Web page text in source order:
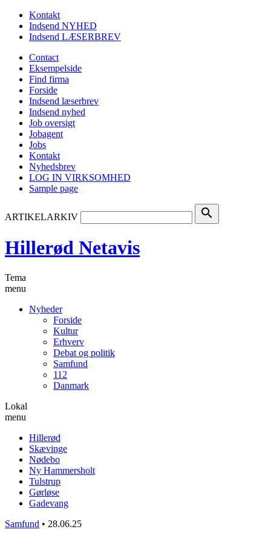
Kontakt
Indsend NYHED
Indsend LÆSERBREV
Contact
Eksempelside
Find firma
Forside
Indsend læserbrev
Indsend nyhed
Job oversigt
Jobagent
Jobs
Kontakt
Nyhedsbrev
LOG IN VIRKSOMHED
Sample page
ARTIKELARKIV search
Hillerød Netavis
Tema
menu
Nyheder
Forside
Kultur
Erhverv
Debat og politik
Samfund
112
Danmark
Lokal
menu
Hillerød
Skævinge
Nødebo
Ny Hammersholt
Tulstrup
Gørløse
Gadevang
Samfund • 28.06.25